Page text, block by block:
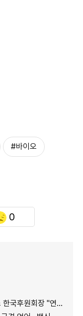
#바이오
0
·생산·인력 상시 협력을"